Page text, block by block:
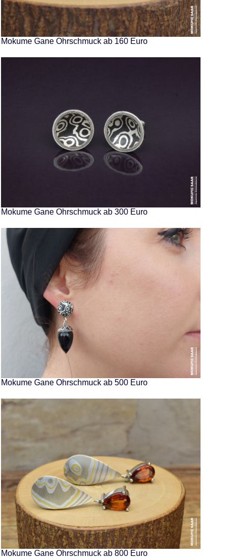
Mokume Gane Ohrschmuck ab 160 Euro
Mokume Gane Ohrschmuck ab 300 Euro
Mokume Gane Ohrschmuck ab 500 Euro
Mokume Gane Ohrschmuck ab 800 Euro